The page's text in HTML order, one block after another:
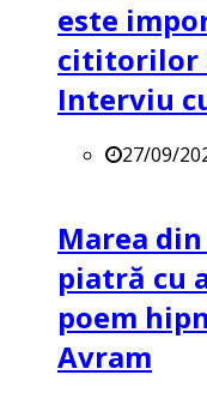
este
cititorilor
Interviu
27/09/
Marea
piatră cu
poem
Avram